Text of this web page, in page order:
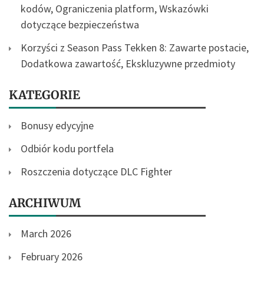
kodów, Ograniczenia platform, Wskazówki
dotyczące bezpieczeństwa
Korzyści z Season Pass Tekken 8: Zawarte postacie,
Dodatkowa zawartość, Ekskluzywne przedmioty
KATEGORIE
Bonusy edycyjne
Odbiór kodu portfela
Roszczenia dotyczące DLC Fighter
ARCHIWUM
March 2026
February 2026